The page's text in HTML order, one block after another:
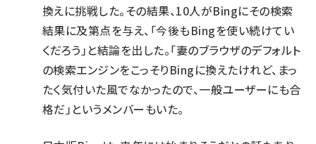
換えに挑戦した。その結果、10人がBingにその検索
結果に及第点を与え、「今後もBingを使い続けてい
くだろう」と結論を出した。「妻のブラウザのデフォルト
の検索エンジンをこっそりBingに換えたけれど、まっ
たく気付いた風でなかったので、一般ユーザーにも合
格だ」というメンバーもいた。